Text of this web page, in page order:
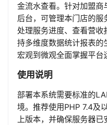
金流水查看。针对加盟商
后台，可管理本门店的服
处理服务进度、查看营
持多维度数据统计报表的
宏观到微观全面掌握平台
使用说明
部署本系统需要标准的
境。推荐使用PHP 7.4及
上版本，并确保服务器